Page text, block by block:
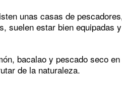
unas casas de
suelen estar bien equipadas
bacalao y pescado seco
de la naturaleza.